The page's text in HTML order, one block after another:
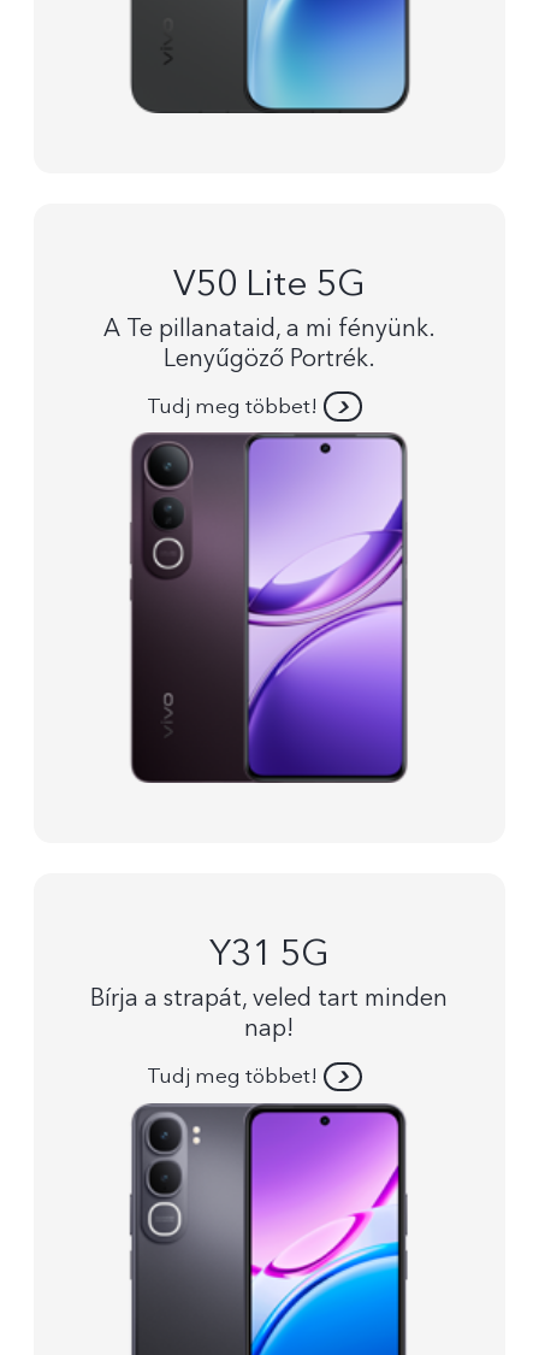
V50 Lite 5G
A Te pillanataid, a mi fényünk.
Lenyűgöző Portrék.
Tudj meg többet!
Y31 5G
Bírja a strapát, veled tart minden
nap!
Tudj meg többet!